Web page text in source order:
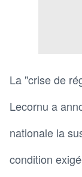
La "crise de
Lecornu a
nationale la
condition